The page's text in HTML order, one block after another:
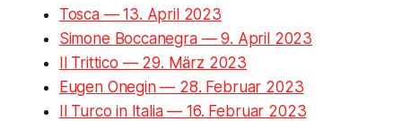
Tosca — 13. April 2023
Simone Boccanegra — 9. April 2023
Il Trittico — 29. März 2023
Eugen Onegin — 28. Februar 2023
Il Turco in Italia — 16. Februar 2023